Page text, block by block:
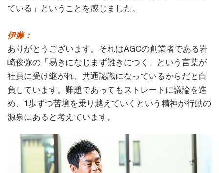
ている」ということを感じました。
伊藤：
ありがとうございます。それはAGCの創業者である岩
崎俊弥の「易きになじまず難きにつく」という言葉が
社員に受け継がれ、共通認識になっているからだと自
負しています。難題であってもストレートに議論を進
め、1歩ずつ苦境を乗り越えていくという精神が行動の
源泉にあると考えています。